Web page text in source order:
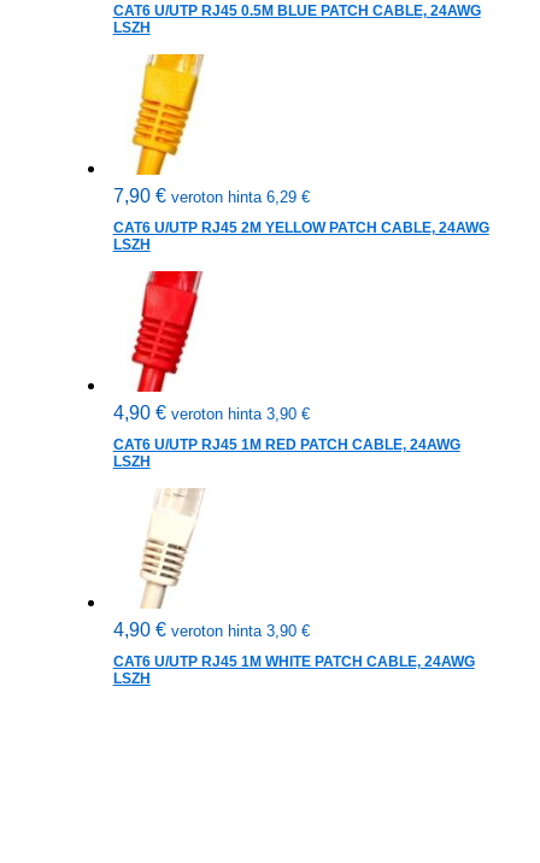
CAT6 U/UTP RJ45 0.5M BLUE PATCH CABLE, 24AWG
LSZH
7,90 € veroton hinta 6,29 €
CAT6 U/UTP RJ45 2M YELLOW PATCH CABLE, 24AWG
LSZH
4,90 € veroton hinta 3,90 €
CAT6 U/UTP RJ45 1M RED PATCH CABLE, 24AWG
LSZH
4,90 € veroton hinta 3,90 €
CAT6 U/UTP RJ45 1M WHITE PATCH CABLE, 24AWG
LSZH